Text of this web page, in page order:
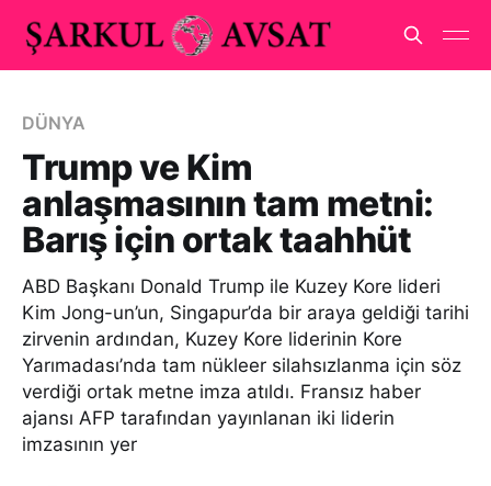
DÜNYA
Trump ve Kim
anlaşmasının tam metni:
Barış için ortak taahhüt
ABD Başkanı Donald Trump ile Kuzey Kore lideri
Kim Jong-un’un, Singapur’da bir araya geldiği tarihi
zirvenin ardından, Kuzey Kore liderinin Kore
Yarımadası’nda tam nükleer silahsızlanma için söz
verdiği ortak metne imza atıldı. Fransız haber
ajansı AFP tarafından yayınlanan iki liderin
imzasının yer